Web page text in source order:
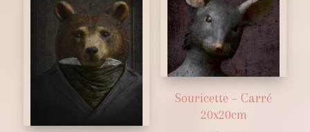
Souricette – Carré
20x20cm